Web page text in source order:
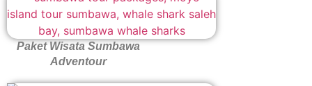
Paket Wisata Sumbawa
Adventour